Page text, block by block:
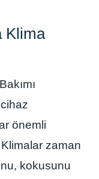
Klima
önemli
zaman
kokusunu